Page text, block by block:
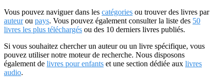
Vous pouvez naviguer dans les catégories ou trouver des livres par
auteurou pays. Vous pouvez également consulter la liste des 50
livres les plus téléchargés ou des 10 derniers livres publiés.
Si vous souhaitez chercher un auteur ou un livre spécifique, vous
pouvez utiliser notre moteur de recherche. Nous disposons
également de livres pour enfants et une section dédiée aux livres
audio.